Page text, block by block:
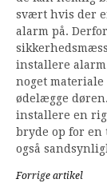
svært hvis der
alarm på.
installere
noget materiale
ødelægge
installere en
bryde op for en
også
Forrige artikel